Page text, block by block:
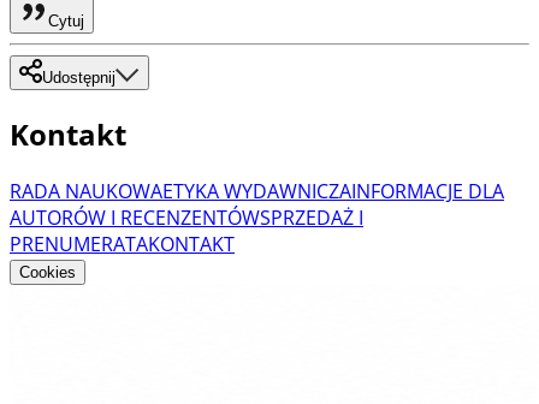
Cytuj
Udostępnij
Kontakt
RADA NAUKOWAETYKA WYDAWNICZAINFORMACJE DLA
AUTORÓW I RECENZENTÓWSPRZEDAŻ I
PRENUMERATAKONTAKT
Cookies